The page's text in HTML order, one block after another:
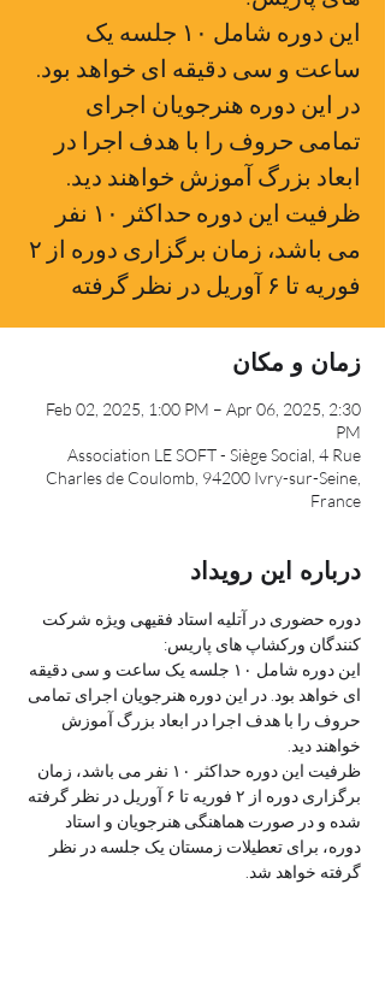
این دوره شامل ۱۰ جلسه یک
ساعت و سی دقیقه ای خواهد بود.
در این دوره هنرجویان اجرای
تمامی حروف را با هدف اجرا در
ظرفیت این دوره حداکثر ۱۰ نفر
می باشد، زمان برگزاری دوره از ۲
فوریه تا ۶ آوریل در نظر گرفته
زمان و مکان
Feb 02, 2025, 1:00 PM – Apr 06, 2025, 2:30
PM
Association LE SOFT - Siège Social, 4 Rue
Charles de Coulomb, 94200 Ivry-sur-Seine,
France
درباره این رویداد
دوره حضوری در آتلیه استاد فقیهی ویژه شرکت
کنندگان ورکشاپ های پاریس:
این دوره شامل ۱۰ جلسه یک ساعت و سی دقیقه
ای خواهد بود. در این دوره هنرجویان اجرای تمامی
حروف را با هدف اجرا در ابعاد بزرگ آموزش
خواهند دید.
ظرفیت این دوره حداکثر ۱۰ نفر می باشد، زمان
برگزاری دوره از ۲ فوریه تا ۶ آوریل در نظر گرفته
شده و در صورت هماهنگی هنرجویان و استاد
دوره، برای تعطیلات زمستان یک جلسه در نظر
گرفته خواهد شد.